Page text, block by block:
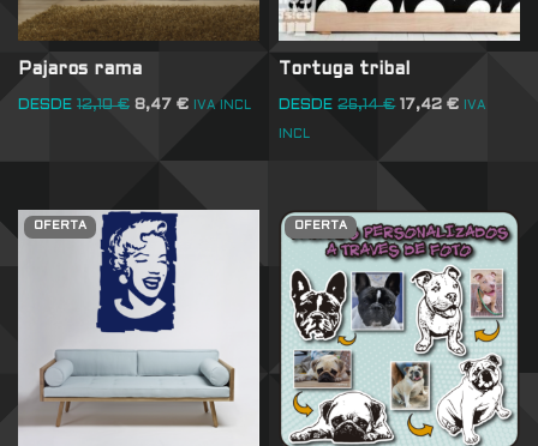
Pajaros rama
DESDE 12,10€ 8,47 € IVA INCL
Tortuga tribal
DESDE 26,14€ 17,42€ IVA
INCL
OFERTA OFERTA